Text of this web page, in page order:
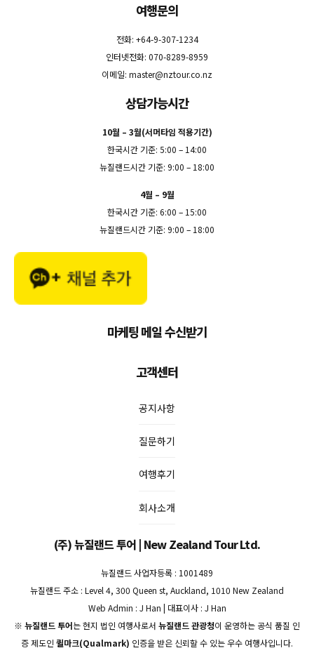
여행문의
전화: +64-9-307-1234
인터넷전화: 070-8289-8959
이메일: master@nztour.co.nz
상담가능시간
10월 – 3월(서머타임 적용기간)
한국시간 기준: 5:00 – 14:00
뉴질랜드시간 기준: 9:00 – 18:00
4월 – 9월
한국시간 기준: 6:00 – 15:00
뉴질랜드시간 기준: 9:00 – 18:00
마케팅 메일 수신받기
고객센터
공지사항
질문하기
여행후기
회사소개
(주) 뉴질랜드 투어 | New Zealand Tour Ltd.
뉴질랜드 사업자등록 : 1001489
뉴질랜드 주소 : Level 4, 300 Queen st, Auckland, 1010 New Zealand
Web Admin : J Han | 대표이사 : J Han
※ 뉴질랜드 투어는 현지 법인 여행사로서 뉴질랜드 관광청이 운영하는 공식 품질 인
증 제도인 퀼마크(Qualmark) 인증을 받은 신뢰할 수 있는 우수 여행사입니다.